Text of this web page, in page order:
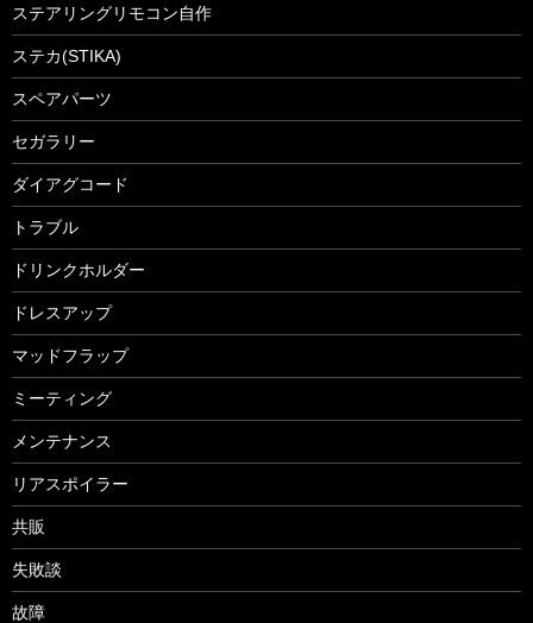
ステアリングリモコン自作
ステカ(STIKA)
スペアパーツ
セガラリー
ダイアグコード
トラブル
ドリンクホルダー
ドレスアップ
マッドフラップ
ミーティング
メンテナンス
リアスポイラー
共販
失敗談
故障